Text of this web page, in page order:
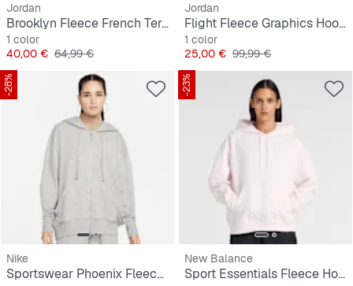
Jordan
Brooklyn Fleece French Terry Nov Top
1 color
Precio
40,00 € Precio original
64,99 €
Jordan
Flight Fleece Graphics Hoodie
1 color
Precio
25,00 € Precio original
99,99 €
-28%
Nike
Sportswear Phoenix Fleece Oversized Full-Zip Hoodie
-23%
New Balance
Sport Essentials Fleece Hoodie